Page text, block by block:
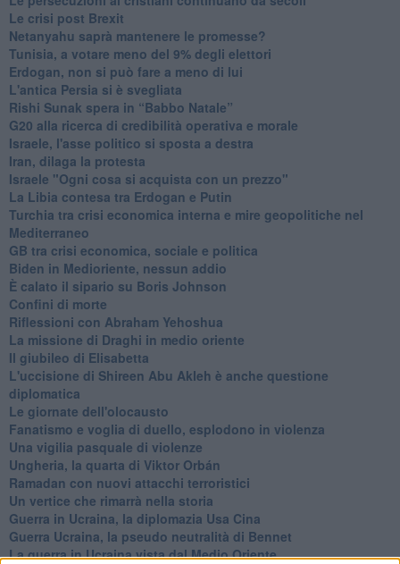
Le crisi post Brexit
Netanyahu saprà mantenere le promesse?
Tunisia, a votare meno del 9% degli elettori
Erdogan, non si può fare a meno di lui
L'antica Persia si è svegliata
Rishi Sunak spera in “Babbo Natale”
G20 alla ricerca di credibilità operativa e morale
Israele, l'asse politico si sposta a destra
Iran, dilaga la protesta
Israele "Ogni cosa si acquista con un prezzo"
La Libia contesa tra Erdogan e Putin
Turchia tra crisi economica interna e mire geopolitiche nel
Mediterraneo
GB tra crisi economica, sociale e politica
Biden in Medioriente, nessun addio
È calato il sipario su Boris Johnson
Confini di morte
Riflessioni con Abraham Yehoshua
La missione di Draghi in medio oriente
Il giubileo di Elisabetta
L'uccisione di Shireen Abu Akleh è anche questione
diplomatica
Le giornate dell'olocausto
Fanatismo e voglia di duello, esplodono in violenza
Una vigilia pasquale di violenze
Ungheria, la quarta di Viktor Orbán
Ramadan con nuovi attacchi terroristici
Un vertice che rimarrà nella storia
Guerra in Ucraina, la diplomazia Usa Cina
Guerra Ucraina, la pseudo neutralità di Bennet
La guerra in Ucraina vista dal Medio Oriente